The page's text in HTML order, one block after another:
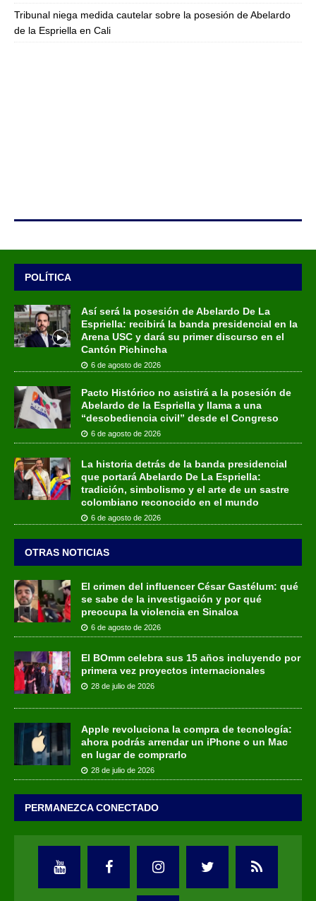
Tribunal niega medida cautelar sobre la posesión de Abelardo
de la Espriella en Cali
POLÍTICA
Así será la posesión de Abelardo De La
Espriella: recibirá la banda presidencial en la
Arena USC y dará su primer discurso en el
Cantón Pichincha
6 de agosto de 2026
Pacto Histórico no asistirá a la posesión de
Abelardo de la Espriella y llama a una
“desobediencia civil” desde el Congreso
6 de agosto de 2026
La historia detrás de la banda presidencial
que portará Abelardo De La Espriella:
tradición, simbolismo y el arte de un sastre
colombiano reconocido en el mundo
6 de agosto de 2026
OTRAS NOTICIAS
El crimen del influencer César Gastélum: qué
se sabe de la investigación y por qué
preocupa la violencia en Sinaloa
6 de agosto de 2026
El BOmm celebra sus 15 años incluyendo por
primera vez proyectos internacionales
28 de julio de 2026
Apple revoluciona la compra de tecnología:
ahora podrás arrendar un iPhone o un Mac
en lugar de comprarlo
28 de julio de 2026
PERMANEZCA CONECTADO